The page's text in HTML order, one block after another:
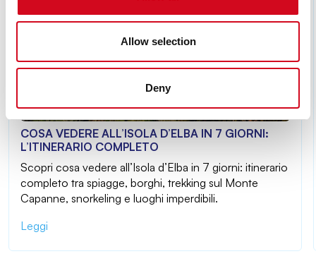
Allow selection
Deny
COSA VEDERE ALL’ISOLA D’ELBA IN 7 GIORNI:
L’ITINERARIO COMPLETO
Scopri cosa vedere all’Isola d’Elba in 7 giorni: itinerario
completo tra spiagge, borghi, trekking sul Monte
Capanne, snorkeling e luoghi imperdibili.
Leggi